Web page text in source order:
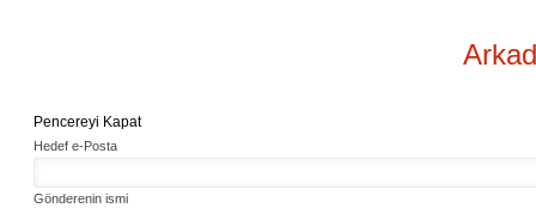
Pencereyi Kapat
Hedef e-Posta
Gönderenin ismi